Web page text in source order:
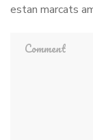
estan marcats